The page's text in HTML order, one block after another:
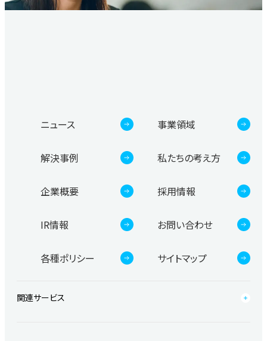
ニュース 事業領域
解決事例 私たちの考え方
企業概要 採用情報
IR情報 お問い合わせ
各種ポリシー サイトマップ
関連サービス